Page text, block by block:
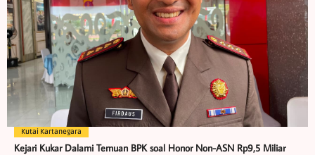
Kutai Kartanegara
Kejari Kukar Dalami Temuan BPK soal Honor Non-ASN Rp9,5 Miliar